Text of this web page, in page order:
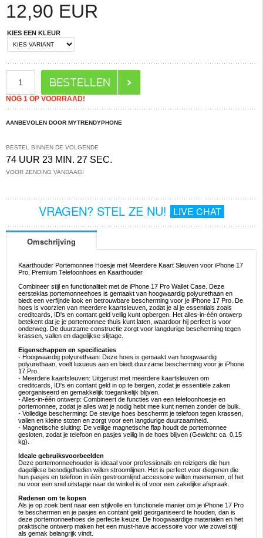
12,90 EUR
KIES EEN KLEUR
NOG 1 OP VOORRAAD!
AANBEVOLEN DOOR MYTRENDYPHONE
BESTEL BINNEN DE VOLGENDE
74 UUR 23 MIN. 27 SEC.
VOOR ZENDING VANDAAG!
VRAGEN? STEL ZE NU! LIVE CHAT
Omschrijving
Kaarthouder Portemonnee Hoesje met Meerdere Kaart Sleuven voor iPhone 17
Pro, Premium Telefoonhoes en Kaarthouder
Combineer stijl en functionaliteit met de iPhone 17 Pro Wallet Case. Deze
eersteklas portemonneehoes is gemaakt van hoogwaardig polyurethaan en
biedt een verfijnde look en betrouwbare bescherming voor je iPhone 17 Pro. De
hoes is voorzien van meerdere kaartsleuven, zodat je al je essentials zoals
creditcards, ID's en contant geld veilig kunt opbergen. Het alles-in-één ontwerp
betekent dat je je portemonnee thuis kunt laten, waardoor hij perfect is voor
onderweg. De duurzame constructie zorgt voor langdurige bescherming tegen
krassen, vallen en dagelijkse slijtage.
Eigenschappen en specificaties
- Hoogwaardig polyurethaan: Deze hoes is gemaakt van hoogwaardig
polyurethaan, voelt luxueus aan en biedt duurzame bescherming voor je iPhone
17 Pro.
- Meerdere kaartsleuven: Uitgerust met meerdere kaartsleuven om
creditcards, ID's en contant geld in op te bergen, zodat je essentiële zaken
georganiseerd en gemakkelijk toegankelijk blijven.
- Alles-in-één ontwerp: Combineert de functies van een telefoonhoesje en
portemonnee, zodat je alles wat je nodig hebt mee kunt nemen zonder de bulk.
- Volledige bescherming: De stevige hoes beschermt je telefoon tegen krassen,
vallen en kleine stoten en zorgt voor een langdurige duurzaamheid.
- Magnetische sluiting: De veilige magnetische flap houdt de portemonnee
gesloten, zodat je telefoon en pasjes veilig in de hoes blijven (Gewicht: ca. 0,15
kg).
Ideale gebruiksvoorbeelden
Deze portemonneehouder is ideaal voor professionals en reizigers die hun
dagelijkse benodigdheden willen stroomlijnen. Het is perfect voor diegenen die
hun pasjes en telefoon in één gestroomlijnd accessoire willen meenemen, of het
nu voor een snel uitstapje naar de winkel is of voor een zakelijke afspraak.
Redenen om te kopen
Als je op zoek bent naar een stijlvolle en functionele manier om je iPhone 17 Pro
te beschermen en je pasjes en contant geld georganiseerd te houden, dan is
deze portemonneehoes de perfecte keuze. De hoogwaardige materialen en het
praktische ontwerp maken het een must-have accessoire voor wie zowel stijl
als gemak belangrijk vindt.